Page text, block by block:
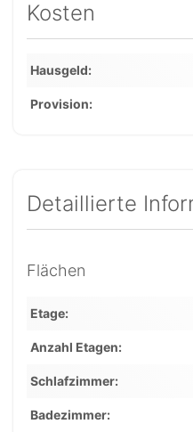
Kosten
Hausgeld
Provision
Detaillierte
Flächen
Etage
Anzahl Etagen
Schlafzimmer
Badezimmer